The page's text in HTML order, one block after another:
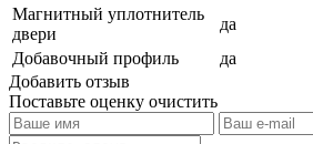
Магнитный уплотнитель
двери
да
Добавочный профиль
да
Добавить отзыв
Поставьте оценку очистить